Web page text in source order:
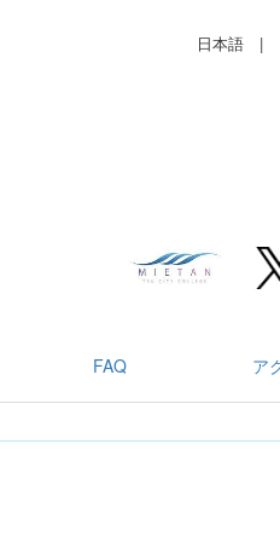
日本語 |
FAQ ア